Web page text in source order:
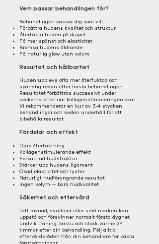
Vem passar behandlingen för?
Behandlingen passar dig som vill:
Förbättra hudens kvalitet och struktur
Återfukta huden på djupet
Få mer spänst och elasticitet
Bromsa hudens åldrande
Få naturlig glow utan volym
Resultat och hållbarhet
Huden upplevs ofta mer återfuktad och
spänstig redan efter första behandlingen.
Resultatet förbättras successivt under
veckorna efter när kollagenstimuleringen ökar.
Vi rekommenderar en kur av 3-4 stycken
behandlingar och sedan underhåll för att
bibehålla resultat.
Fördelar och effekt
Djup återfuktning
Kollagenstimulerande effekt
Förbättrad hudstruktur
Stärker upp hudens ligament
Ökad elasticitet och lyster
Naturligt hudföryngrande resultat
Ingen volym — bara hudkvalitet
Säkerhet och eftervård
Lätt rodnad, svullnad eller små märken kan
uppstå och försvinner normalt första dygnet.
Undvik träning, bastu och stark värme 24
timmar efter din behandling. Följ alltid
eftervårdsråden från din behandlare för bästa
förutsättningar.